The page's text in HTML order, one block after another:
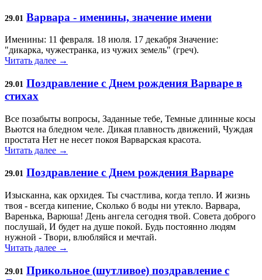
29.01 Варвара - именины, значение имени
Именины: 11 февраля. 18 июля. 17 декабря Значение:
"дикарка, чужестранка, из чужих земель" (греч).
Читать далее →
29.01 Поздравление с Днем рождения Варваре в
стихах
Все позабыты вопросы, Заданные тебе, Темные длинные косы
Вьются на бледном челе. Дикая плавность движений, Чуждая
простата Нет не несет покоя Варварская красота.
Читать далее →
29.01 Поздравление с Днем рождения Варваре
Изысканна, как орхидея. Ты счастлива, когда тепло. И жизнь
твоя - всегда кипение, Сколько б воды ни утекло. Варвара,
Варенька, Варюша! День ангела сегодня твой. Совета доброго
послушай, И будет на душе покой. Будь постоянно людям
нужной - Твори, влюбляйся и мечтай.
Читать далее →
29.01 Прикольное (шутливое) поздравление с